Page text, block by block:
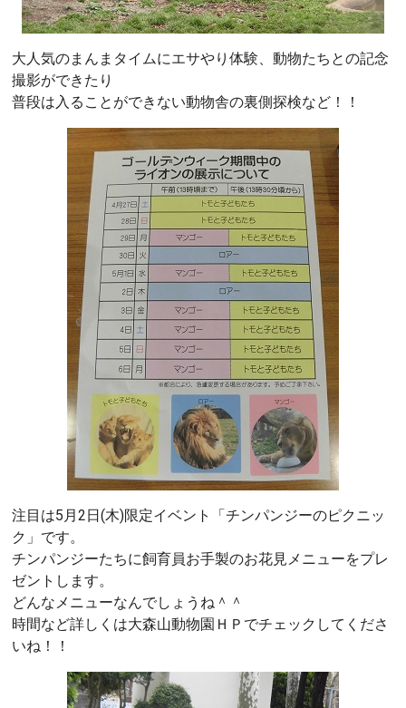
大人気のまんまタイムにエサやり体験、動物たちとの記念
撮影ができたり
普段は入ることができない動物舎の裏側探検など！！
注目は5月2日(木)限定イベント「チンパンジーのピクニッ
ク」です。
チンパンジーたちに飼育員お手製のお花見メニューをプレ
ゼントします。
どんなメニューなんでしょうね＾＾
時間など詳しくは大森山動物園ＨＰでチェックしてくださ
いね！！